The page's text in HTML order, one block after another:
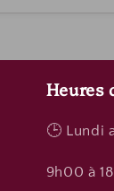
Heures
🕒 Lundi
9h00 à